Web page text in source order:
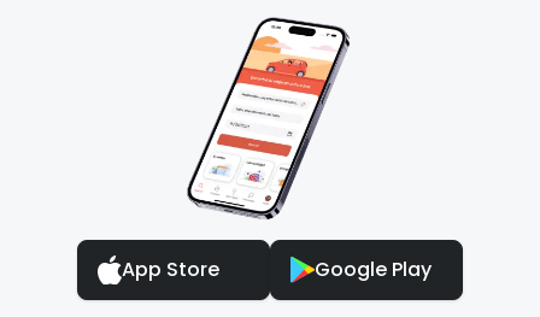
App Store Google Play